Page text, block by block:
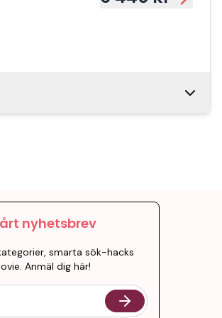
nyhetsbrev
smarta sök-hacks
Anmäl dig här!